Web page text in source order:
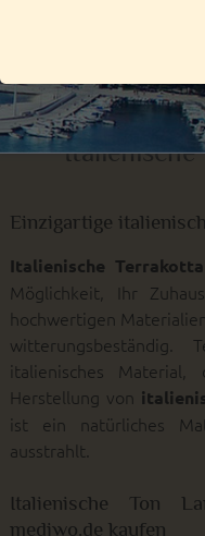
Italienische
Einzigartige
Italienische
Möglichkeit, Ihr
hochwertigen
italienisches
Herstellung von
ist ein natürliches
ausstrahlt.
Italienische Ton
mediwo.de kaufen